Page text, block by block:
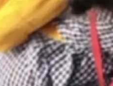
（Engine），
团队级、组织
，对安全性、
。 首先是数据
研发场景，公
提升的需求。
安全要求较...
方向。深信服
选！ 随着各行
构成形态逐
变化：不只是
算力时代下，
利用，以及持
服AI算力网关
时代的结
作者之一。
的作者之一。
学家。 Jeff D
宣布离职。 他
Ghema
Dean 二十多
：界面
索增强
能体，这一轮
件事一次补